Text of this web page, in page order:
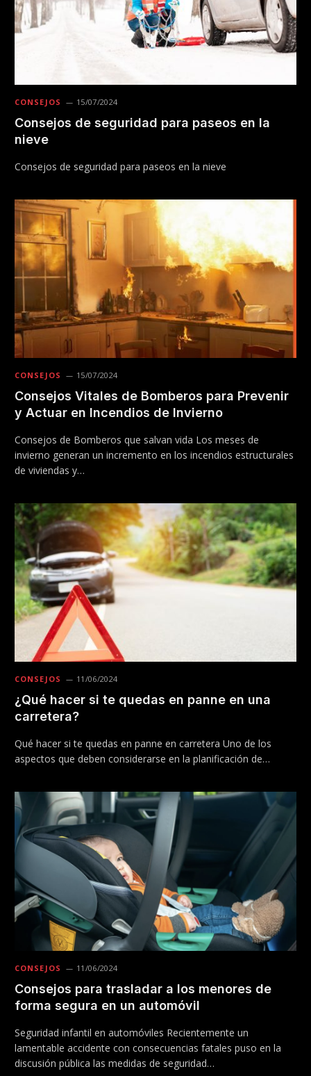
CONSEJOS 15/07/2024
Consejos de seguridad para paseos en la
nieve
Consejos de seguridad para paseos en la nieve
CONSEJOS 15/07/2024
Consejos Vitales de Bomberos para Prevenir
y Actuar en Incendios de Invierno
Consejos de Bomberos que salvan vida Los meses de
invierno generan un incremento en los incendios estructurales
de viviendas y…
CONSEJOS 11/06/2024
¿Qué hacer si te quedas en panne en una
carretera?
Qué hacer si te quedas en panne en carretera Uno de los
aspectos que deben considerarse en la planificación de…
CONSEJOS 11/06/2024
Consejos para trasladar a los menores de
forma segura en un automóvil
Seguridad infantil en automóviles Recientemente un
lamentable accidente con consecuencias fatales puso en la
discusión pública las medidas de seguridad…